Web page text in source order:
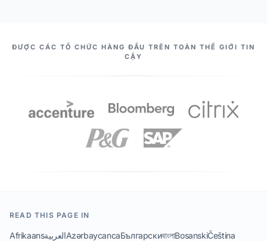
NHỮNG CỘNG SỰ CỦA CHÚNG TA
ĐƯỢC CÁC TỔ CHỨC HÀNG ĐẦU TRÊN TOÀN THẾ GIỚI TIN
CẬY
READ THIS PAGE IN
AfrikaansالعربيةAzərbaycancaБългарскиবাংলাBosanskiČeština